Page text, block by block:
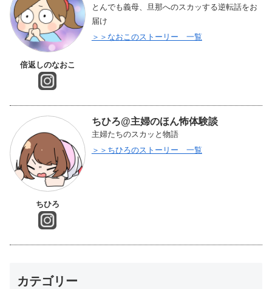
倍返しのなおこ
とんでも義母、旦那へのスカッする逆転話をお
届け
＞＞なおこのストーリー 一覧
ちひろ
ちひろ@主婦のほん怖体験談
主婦たちのスカッと物語
＞＞ちひろのストーリー 一覧
カテゴリー